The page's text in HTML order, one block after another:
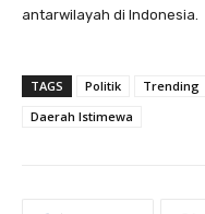
antarwilayah di Indonesia.
TAGS Politik Trending
Daerah Istimewa